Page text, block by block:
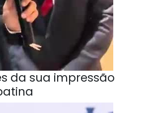
da sua impressão